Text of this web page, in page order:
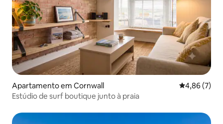
Apartamento em Cornwall
4,86 (7)
Estúdio de surf boutique junto à praia